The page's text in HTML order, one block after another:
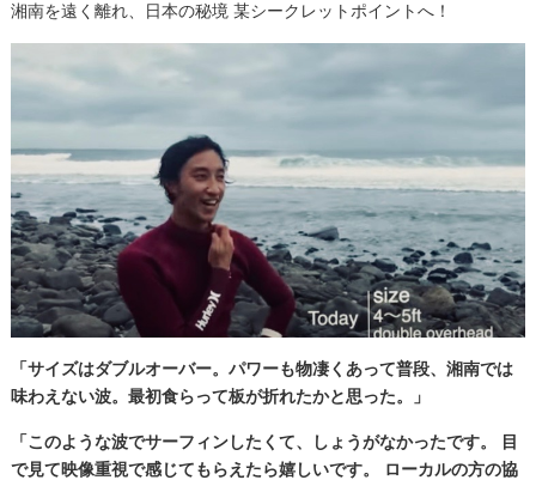
湘南を遠く離れ、日本の秘境 某シークレットポイントへ！
「サイズはダブルオーバー。パワーも物凄くあって普段、湘南では
味わえない波。最初食らって板が折れたかと思った。」
「このような波でサーフィンしたくて、しょうがなかったです。 目
で見て映像重視で感じてもらえたら嬉しいです。 ローカルの方の協